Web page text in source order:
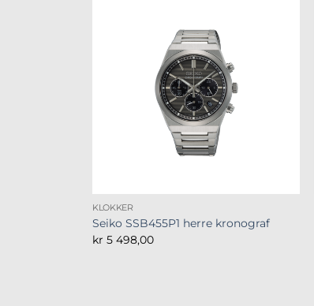
KLOKKER
Seiko SSB455P1 herre kronograf
kr 5 498,00